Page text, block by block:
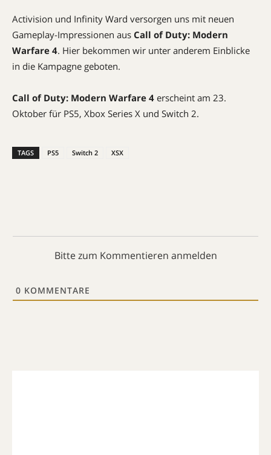
Activision und Infinity Ward versorgen uns mit neuen
Gameplay-Impressionen aus Call of Duty: Modern
Warfare 4. Hier bekommen wir unter anderem Einblicke
in die Kampagne geboten.
Call of Duty: Modern Warfare 4 erscheint am 23.
Oktober für PS5, Xbox Series X und Switch 2.
TAGS PS5 Switch 2 XSX
Bitte zum Kommentieren anmelden
0 KOMMENTARE